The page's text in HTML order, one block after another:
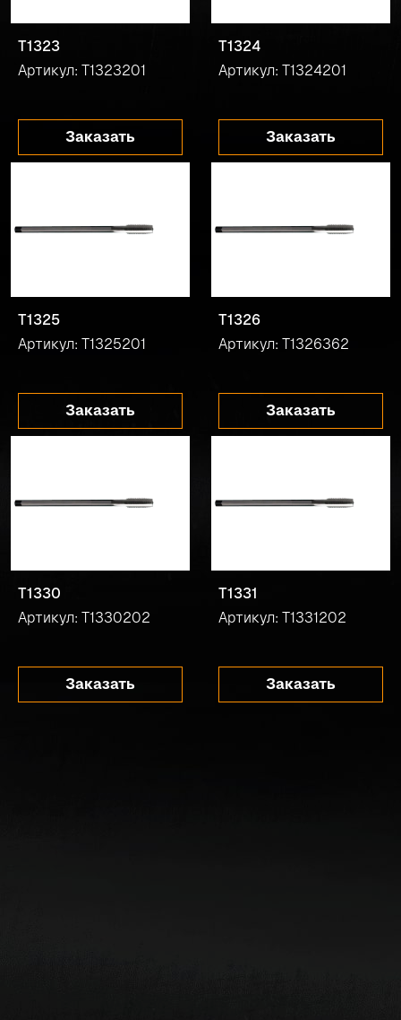
T1323
Артикул: T1323201
Заказать
T1324
Артикул: T1324201
Заказать
T1325
Артикул: T1325201
Заказать
T1326
Артикул: T1326362
Заказать
T1330
Артикул: T1330202
Заказать
T1331
Артикул: T1331202
Заказать